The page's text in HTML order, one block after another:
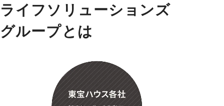
ライフソリューションズ
グループとは